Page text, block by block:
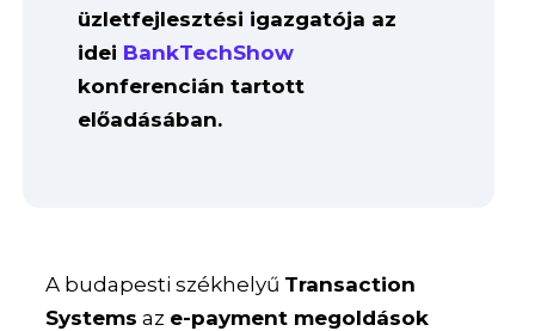
üzletfejlesztési igazgatója az
idei BankTechShow
konferencián tartott
előadásában.
A budapesti székhelyű Transaction
Systems az e-payment megoldások